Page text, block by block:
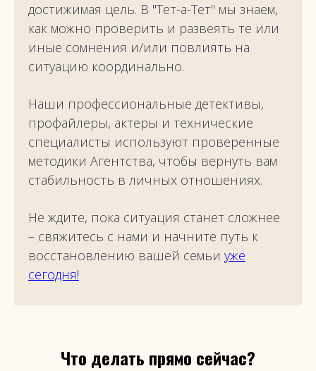
достижимая цель. В "Тет-а-Тет" мы знаем,
как можно проверить и развеять те или
иные сомнения и/или повлиять на
ситуацию координально.
Наши профессиональные детективы,
профайлеры, актеры и технические
специалисты используют проверенные
методики Агентства, чтобы вернуть вам
стабильность в личных отношениях.
Не ждите, пока ситуация станет сложнее
– свяжитесь с нами и начните путь к
восстановлению вашей семьи уже
сегодня!
Что делать прямо сейчас?